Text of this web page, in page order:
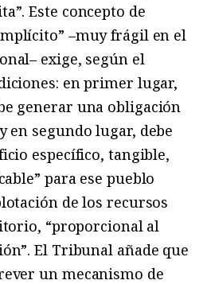
Este concepto de
–muy frágil en el
exige, según el
en primer lugar,
generar una obligación
en segundo lugar, debe
específico, tangible,
para ese pueblo
de los recursos
“proporcional al
El Tribunal añade que
un mecanismo de